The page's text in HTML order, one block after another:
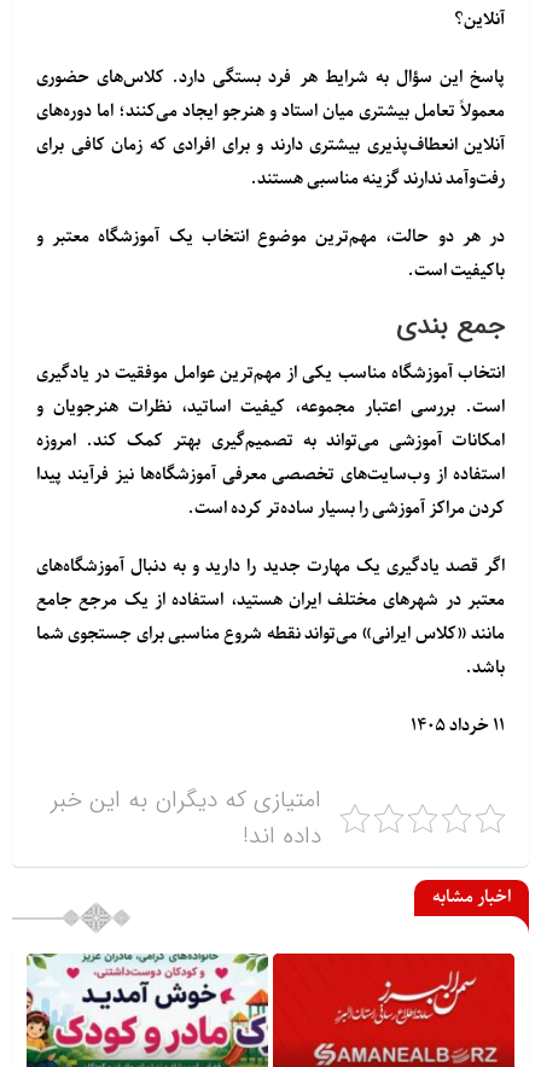
آنلاین؟
پاسخ این سؤال به شرایط هر فرد بستگی دارد. کلاس‌های حضوری
معمولاً تعامل بیشتری میان استاد و هنرجو ایجاد می‌کنند؛ اما دوره‌های
آنلاین انعطاف‌پذیری بیشتری دارند و برای افرادی که زمان کافی برای
رفت‌وآمد ندارند گزینه مناسبی هستند.
در هر دو حالت، مهم‌ترین موضوع انتخاب یک آموزشگاه معتبر و
باکیفیت است.
جمع‌ بندی
انتخاب آموزشگاه مناسب یکی از مهم‌ترین عوامل موفقیت در یادگیری
است. بررسی اعتبار مجموعه، کیفیت اساتید، نظرات هنرجویان و
امکانات آموزشی می‌تواند به تصمیم‌گیری بهتر کمک کند. امروزه
استفاده از وب‌سایت‌های تخصصی معرفی آموزشگاه‌ها نیز فرآیند پیدا
کردن مراکز آموزشی را بسیار ساده‌تر کرده است.
اگر قصد یادگیری یک مهارت جدید را دارید و به دنبال آموزشگاه‌های
معتبر در شهرهای مختلف ایران هستید، استفاده از یک مرجع جامع
مانند «کلاس ایرانی» می‌تواند نقطه شروع مناسبی برای جستجوی شما
باشد.
۱۱ خرداد ۱۴۰۵
امتیازی که دیگران به این خبر
داده اند!
اخبار مشابه